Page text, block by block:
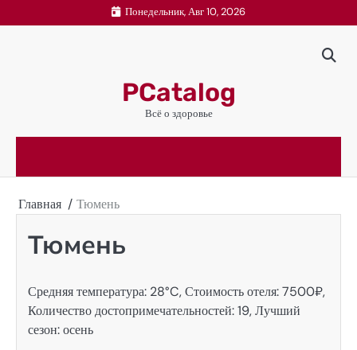
к
Понедельник, Авг 10, 2026
PCatalog
Всё о здоровье
Главная Тюмень
Тюмень
Средняя температура: 28°C, Стоимость отеля: 7500₽,
Количество достопримечательностей: 19, Лучший
сезон: осень